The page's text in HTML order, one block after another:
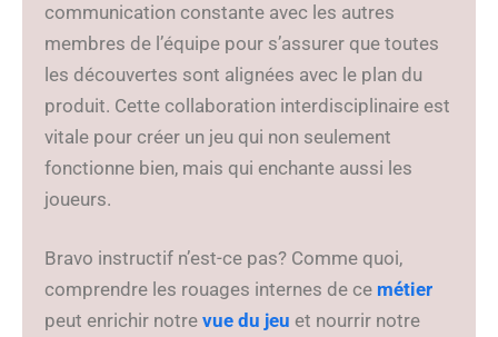
communication constante avec les autres
membres de l’équipe pour s’assurer que toutes
les découvertes sont alignées avec le plan du
produit. Cette collaboration interdisciplinaire est
vitale pour créer un jeu qui non seulement
fonctionne bien, mais qui enchante aussi les
joueurs.
Bravo instructif n’est-ce pas? Comme quoi,
comprendre les rouages internes de ce métier
peut enrichir notre vue du jeu et nourrir notre